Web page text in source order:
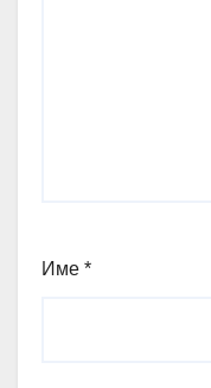
Име *